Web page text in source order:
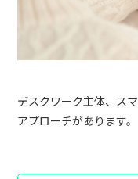
デスクワーク主体、ス
アプローチがあります。